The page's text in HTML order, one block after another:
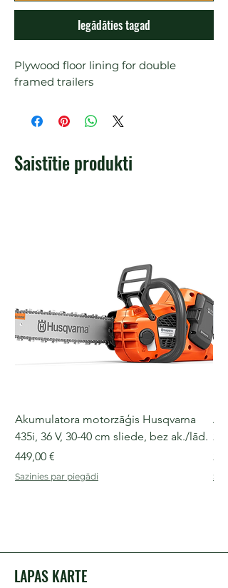
Iegādāties tagad
Plywood floor lining for double
framed trailers
Saistītie produkti
Akumulatora motorzāģis Husqvarna
435i, 36 V, 30-40 cm sliede, bez ak./lād.
Cena
449,00 €
Sazinies par piegādi
LAPAS KARTE